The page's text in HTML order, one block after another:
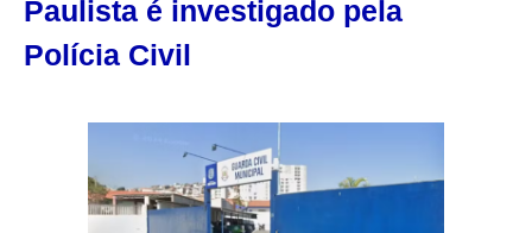
Paulista é investigado pela
Polícia Civil